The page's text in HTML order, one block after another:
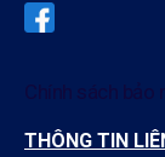
THÔNG TIN